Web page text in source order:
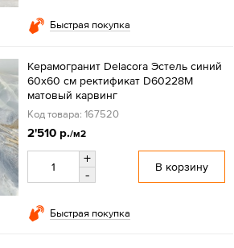
Быстрая покупка
Керамогранит Delacora Эстель синий
60x60 см ректификат D60228M
матовый карвинг
Код товара: 167520
2'510 р./м2
+
-
В корзину
Быстрая покупка